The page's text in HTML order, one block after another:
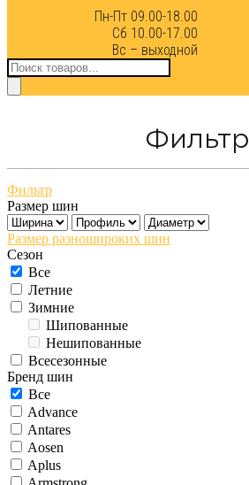
Пн-Пт 09.00-18.00
Сб 10.00-17.00
Вс – выходной
Поиск
товаров
Фильтр
Фильтр
Размер шин
Размер разношироких шин
Сезон
Все
Летние
Зимние
Шипованные
Нешипованные
Всесезонные
Бренд шин
Все
Advance
Antares
Aosen
Aplus